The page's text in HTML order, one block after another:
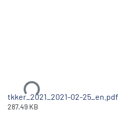
Ladataan...
tkker_2021_2021-02-25_en.pdf
287.49 KB